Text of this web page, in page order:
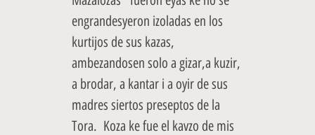
engrandesyeron izoladas en los
kurtijos de sus kazas,
ambezandosen solo a gizar,a kuzir,
a brodar, a kantar i a oyir de sus
madres siertos preseptos de la
Tora. Koza ke fue el kavzo de mis